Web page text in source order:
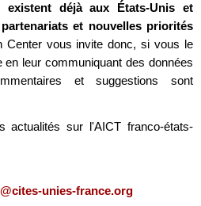
déjà aux États-Unis et
et nouvelles priorités
Center vous invite donc, si vous le
leur communiquant des données
et suggestions sont
actualités sur l'AICT franco-états-
unies-france.org